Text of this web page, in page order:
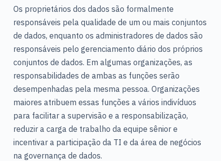
Os proprietários dos dados são formalmente
responsáveis pela qualidade de um ou mais conjuntos
de dados, enquanto os administradores de dados são
responsáveis pelo gerenciamento diário dos próprios
conjuntos de dados. Em algumas organizações, as
responsabilidades de ambas as funções serão
desempenhadas pela mesma pessoa. Organizações
maiores atribuem essas funções a vários indivíduos
para facilitar a supervisão e a responsabilização,
reduzir a carga de trabalho da equipe sênior e
incentivar a participação da TI e da área de negócios
na governança de dados.